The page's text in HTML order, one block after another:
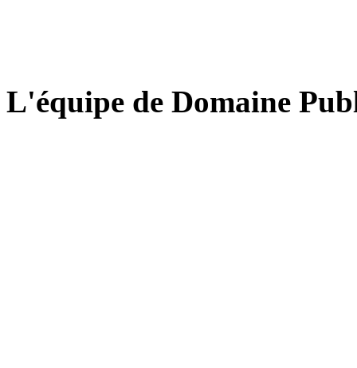
L'équipe de Domaine